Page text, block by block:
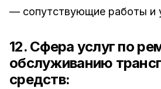
— сопутствующие работы и
12. Сфера услуг по
обслуживанию
средств: